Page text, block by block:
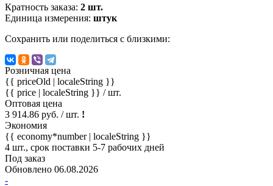
Кратность заказа: 2 шт.
Единица измерения: штук
Сохранить или поделиться с близкими:
Розничная цена
{{ priceOld | localeString }}
{{ price | localeString }} / шт.
Оптовая цена
3 914.86 руб. / шт. !
Экономия
{{ economy*number | localeString }}
4 шт., срок поставки 5-7 рабочих дней
Под заказ
Обновлено 06.08.2026
-